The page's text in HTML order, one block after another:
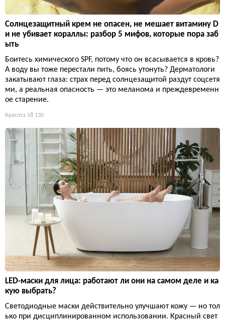
Солнцезащитный крем не опасен, не мешает витамину D
и не убивает кораллы: разбор 5 мифов, которые пора заб
ыть
Боитесь химического SPF, потому что он всасывается в кровь?
А воду вы тоже перестали пить, боясь утонуть? Дерматологи
закатывают глаза: страх перед солнцезащитой раздут соцсетя
ми, а реальная опасность — это меланома и преждевременн
ое старение.
Красота 18 130
LED-маски для лица: работают ли они на самом деле и ка
кую выбрать?
Светодиодные маски действительно улучшают кожу — но тол
ько при дисциплинированном использовании. Красный свет